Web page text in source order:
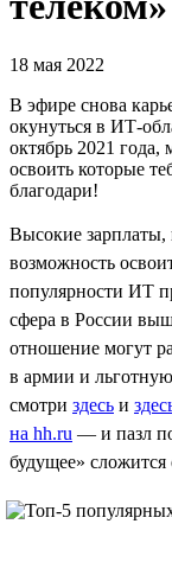
18 мая 2022
В эфире снова
окунуться в ИТ-
октябрь 2021
освоить которые
благодари!
Высокие зарплаты,
возможность
популярности ИТ
сфера в России
отношение могут
в армии и
смотри здесь и
на hh.ru — и пазл
будущее» сложится